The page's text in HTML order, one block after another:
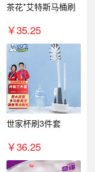
茶花*艾特斯马桶刷
￥35.25
世家杯刷3件套
￥36.25